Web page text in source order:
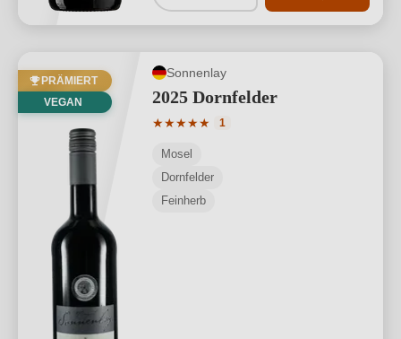
PRÄMIERT
VEGAN
Sonnenlay
2025 Dornfelder
★★★★★
Durchschnittliche Bewertung von 5
1
Mosel
Dornfelder
Feinherb